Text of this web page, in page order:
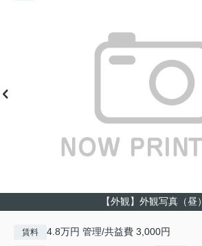
【外観】外観写真（昼）
賃料 4.8万円 管理/共益費 3,000円